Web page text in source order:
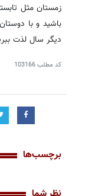
زمستان مثل
باشید و با
دیگر سال لذت
کد مطلب103166
برچسب‌ها